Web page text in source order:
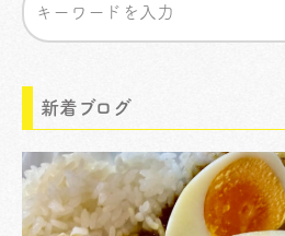
新着ブログ